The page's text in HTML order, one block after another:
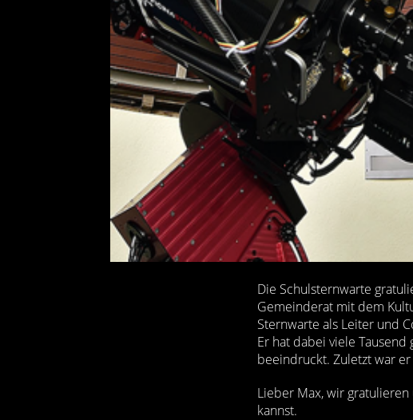
Die Schulsternwarte
Gemeinderat mit dem
Sternwarte als Leiter und
Er hat dabei viele
beeindruckt. Zuletzt war
Lieber Max, wir
kannst.